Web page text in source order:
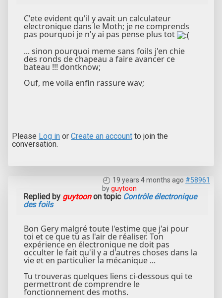
C'ete evident qu'il y avait un calculateur
electronique dans le Moth; je ne comprends
pas pourquoi je n'y ai pas pense plus tot
... sinon pourquoi meme sans foils j'en chie
des ronds de chapeau a faire avancer ce
bateau !!! dontknow;
Ouf, me voila enfin rassure wav;
Please Log in or Create an account to join the
conversation.
19 years 4 months ago #58961
byguytoon
Replied by guytoonon topic Contrôle électronique
des foils
Bon Gery malgré toute l'estime que j'ai pour
toi et ce que tu as l'air de réaliser. Ton
expérience en électronique ne doit pas
occulter le fait qu'il y a d'autres choses dans la
vie et en particulier la mécanique ...
Tu trouveras quelques liens ci-dessous qui te
permettront de comprendre le
fonctionnement des moths.